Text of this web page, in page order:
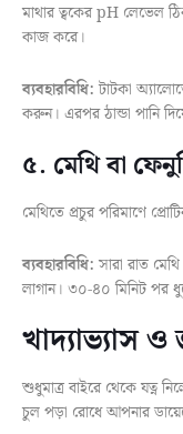
মাথার ত্বকের pH লেভেল
কাজ করে।
ব্যবহারবিধি: টাটকা
করুন। এরপর ঠান্ডা পানি
৫. মেথি বা
মেথিতে প্রচুর পরিমাণে
ব্যবহারবিধি: সারা রাত
লাগান। ৩০-৪০ মিনিট পর
খাদ্যাভ্যাস ও
শুধুমাত্র বাইরে থেকে যত্ন
চুল পড়া রোধে আপনার